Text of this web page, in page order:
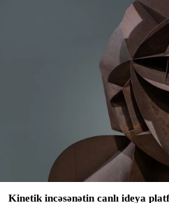
Kinetik incəsənətin canlı ideya